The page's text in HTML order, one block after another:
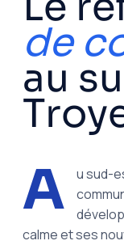
de
au
A u sud-
calme et ses